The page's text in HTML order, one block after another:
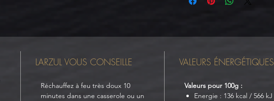
LARZUL VOUS CONSEILLE
Réchauffez à feu très doux 10
minutes dans une casserole ou un
VALEURS ÉNERGÉTIQUES
Valeurs pour 100g :
Energie : 136 kcal / 566 kJ